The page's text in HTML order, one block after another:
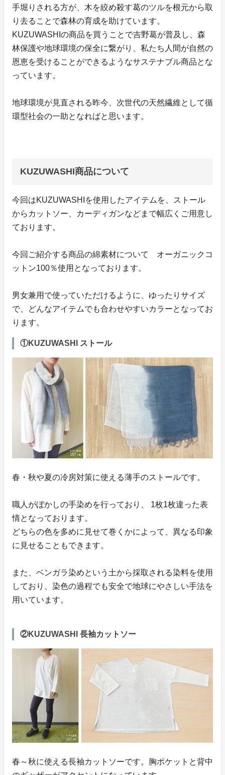
手堀りされる方が、木を絞め殺す葛のツルを根元から取
り去ることで森林の育成を助けています。
KUZUWASHIの商品を買うことで吉野葛が普及し、森
林保護や地球環境の保全に繋がり、私たち人間が自然の
恩恵を受けることができるようなサステナブル商品とな
っています。
地球環境が見直される昨今、次世代の天然繊維として循
環型社会の一助となればと思います。
KUZUWASHI商品について
今回はKUZUWASHIを使用したアイテムを、ストール
からカットソー、カーディガンなどまで幅広くご用意し
ております。
今回ご紹介する商品の綿素材について オーガニックコ
ットン100％使用となっております。
男女兼用で使っていただけるように、ゆったりサイズ
で、どんなアイテムでも合わせやすいカラーとなってお
ります。
①KUZUWASHI ストール
春・秋や夏の冷房対策に使える薄手のストールです。
職人がぼかしの手染めを行っており、 1枚1枚違った表
情となっております。
どちらの色を多めに見せて巻くかによって、異なる印象
に見せることもできます。
また、ベンガラ染めという土から採取される染料を使用
しており、染色の過程でも安全で地球にやさしい手法を
用いています。
②KUZUWASHI 長袖カットソー
春～秋に使える長袖カットソーです。胸ポケットと背中